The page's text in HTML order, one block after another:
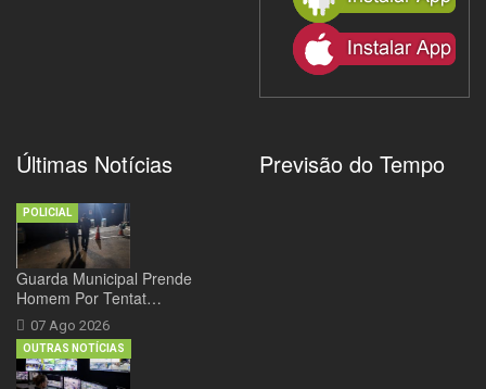
Últimas Notícias
Guarda Municipal Prende
Homem Por Tentat…
07 Ago 2026
POLICIAL
OUTRAS NOTÍCIAS
Previsão do Tempo